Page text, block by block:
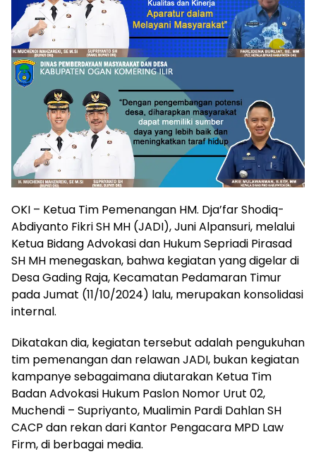
OKI – Ketua Tim Pemenangan HM. Dja’far Shodiq-
Abdiyanto Fikri SH MH (JADI), Juni Alpansuri, melalui
Ketua Bidang Advokasi dan Hukum Sepriadi Pirasad
SH MH menegaskan, bahwa kegiatan yang digelar di
Desa Gading Raja, Kecamatan Pedamaran Timur
pada Jumat (11/10/2024) lalu, merupakan konsolidasi
internal.
Dikatakan dia, kegiatan tersebut adalah pengukuhan
tim pemenangan dan relawan JADI, bukan kegiatan
kampanye sebagaimana diutarakan Ketua Tim
Badan Advokasi Hukum Paslon Nomor Urut 02,
Muchendi – Supriyanto, Mualimin Pardi Dahlan SH
CACP dan rekan dari Kantor Pengacara MPD Law
Firm, di berbagai media.